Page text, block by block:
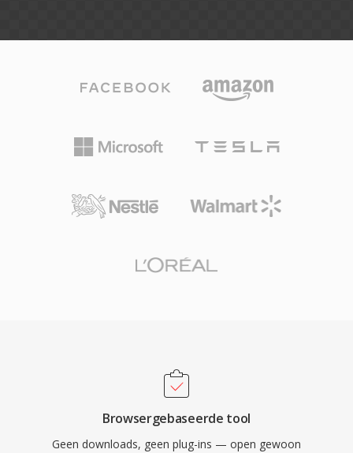
Browsergebaseerde tool
Geen downloads, geen plug-ins — open gewoon